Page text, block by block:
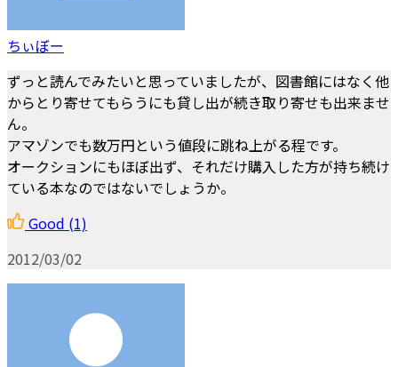
ちぃぼー
ずっと読んでみたいと思っていましたが、図書館にはなく他
からとり寄せてもらうにも貸し出が続き取り寄せも出来ませ
ん。
アマゾンでも数万円という値段に跳ね上がる程です。
オークションにもほぼ出ず、それだけ購入した方が持ち続け
ている本なのではないでしょうか。
Good (1)
2012/03/02